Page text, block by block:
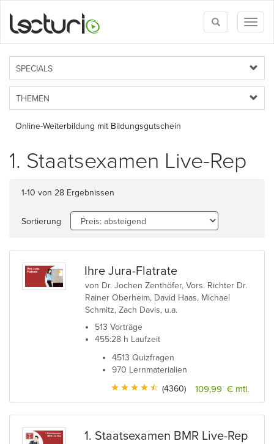
Toggle
search
SPECIALS
THEMEN
Online-Weiterbildung mit Bildungsgutschein
1. Staatsexamen Live-Rep
1-10 von 28 Ergebnissen
Sortierung
Ihre Jura-Flatrate
von Dr. Jochen Zenthöfer, Vors. Richter Dr.
Rainer Oberheim, David Haas, Michael
Schmitz, Zach Davis, u.a.
513 Vorträge
455:28 h Laufzeit
4513 Quizfragen
970 Lernmaterialien
109,99 € mtl.
(4360)
1. Staatsexamen BMR Live-Rep